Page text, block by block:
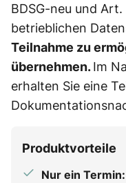
BDSG-neu und Art.
betrieblichen
Teilnahme zu
übernehmen.Im
erhalten Sie eine
Produktvorteile
Nur ein